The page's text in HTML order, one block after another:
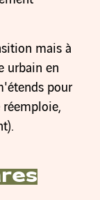
mais à
urbain en
pour